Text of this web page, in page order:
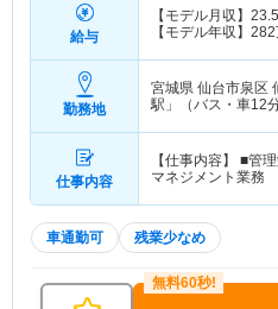
給与
【モデル月収】 23.5
【モデル年収】 282
勤務地
宮城県 仙台市泉区
駅」（バス・車12分
仕事内容
【仕事内容】 ■管
マネジメント業務
車通勤可 残業少なめ